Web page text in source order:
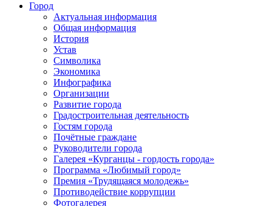
Город
Актуальная информация
Общая информация
История
Устав
Символика
Экономика
Инфографика
Организации
Развитие города
Градостроительная деятельность
Гостям города
Почётные граждане
Руководители города
Галерея «Курганцы - гордость города»
Программа «Любимый город»
Премия «Трудящаяся молодежь»
Противодействие коррупции
Фотогалерея